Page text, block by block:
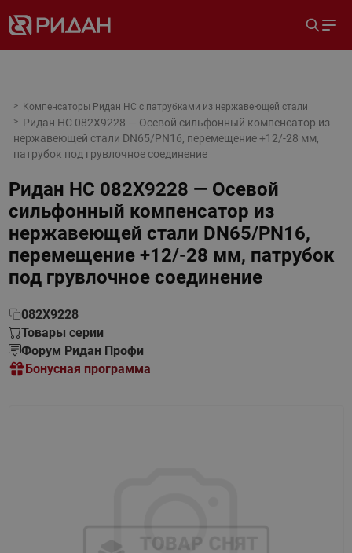
Компенсаторы Ридан НС с патрубками из нержавеющей стали
Ридан НС 082X9228 — Осевой сильфонный компенсатор из
нержавеющей стали DN65/PN16, перемещение +12/-28 мм,
патрубок под грувлочное соединение
Ридан НС 082X9228 — Осевой
сильфонный компенсатор из
нержавеющей стали DN65/PN16,
перемещение +12/-28 мм, патрубок
под грувлочное соединение
082X9228
Товары серии
Форум Ридан Профи
Бонусная программа